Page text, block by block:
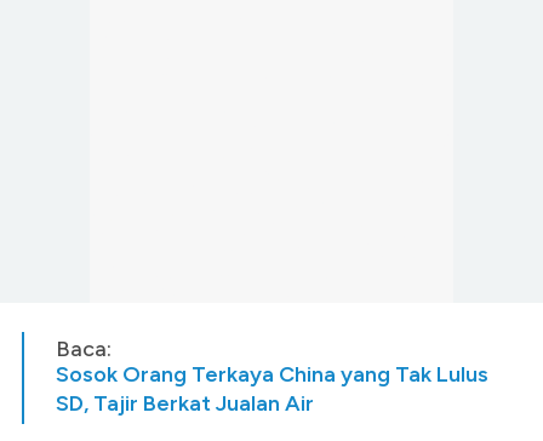
Baca:
Sosok Orang Terkaya China yang Tak Lulus
SD, Tajir Berkat Jualan Air